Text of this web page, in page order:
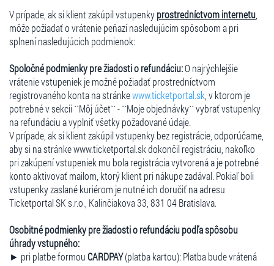
V prípade, ak si klient zakúpil vstupenkyprostredníctvom internetu
môže požiadať o vrátenie peňazí nasledujúcim spôsobom a pri
splnení nasledujúcich podmienok:
Spoločné podmienky pre žiadosti o refundáciu:O najrýchlejšie
vrátenie vstupeniek je možné požiadať prostredníctvom
registrovaného konta na stránkewww.ticketportal.sk , v ktorom je
potrebné v sekcii ``Môj účet`` - ``Moje objednávky`` vybrať vstupenky
na refundáciu a vyplniť všetky požadované údaje.
V prípade, ak si klient zakúpil vstupenky bez registrácie, odporúčame,
aby si na stránke www.ticketportal.sk dokončil registráciu, nakoľko
pri zakúpení vstupeniek mu bola registrácia vytvorená a je potrebné
konto aktivovať mailom, ktorý klient pri nákupe zadával. Pokiaľ boli
vstupenky zaslané kuriérom je nutné ich doručiť na adresu
Ticketportal SK s.r.o., Kalinčiakova 33, 831 04 Bratislava.
Osobitné podmienky pre žiadosti o refundáciu podľa spôsobu
úhrady vstupného:
► pri platbe formouCARDPAY(platba kartou): Platba bude vrátená